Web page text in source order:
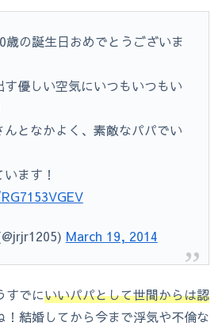
の誕生日おめでとうございま
優しい空気にいつもいつもい
んとなかよく、素敵なパパでい
ます！
March 19, 2014
すでにいいパパとして世間からは認
！結婚してから今まで浮気や不倫な